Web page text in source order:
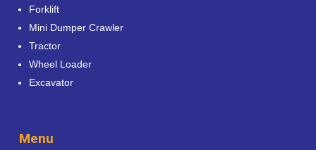
Forklift
Mini Dumper Crawler
Tractor
Wheel Loader
Excavator
Menu